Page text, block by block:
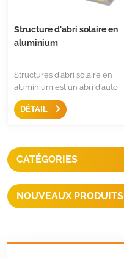
Structure d'abri solaire en
aluminium
Structures d'abri solaire en
aluminium est un abri d'auto
recyclé conçu pour une
installation commerciale et
sur place, une installation
rapide, un coût par watt
inférieur.
DÉTAIL
CATÉGORIES
NOUVEAUX PRODUITS